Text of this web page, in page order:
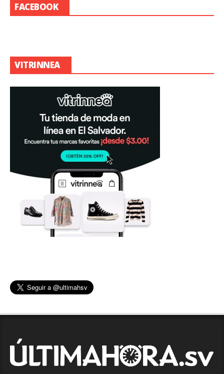
FACEBOOK
VITRINNEA